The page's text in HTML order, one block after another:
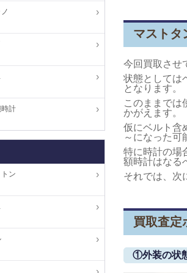
マストタ
今回買取させ
状態としては
となります。
このままでは
かがえます。
仮にベルト含
～になった可
特に時計の場
額時計はなる
それでは、次
買取査定
①外装の状
計
ン